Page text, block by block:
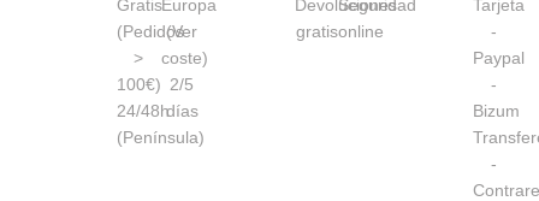
Gratis
(Pedidos
>
100€)
24/48h
(Península)
Europa
(Ver
coste)
2/5
días
Devoluciones
gratis
Seguridad
online
Tarjeta
-
Paypal
-
Bizum
-